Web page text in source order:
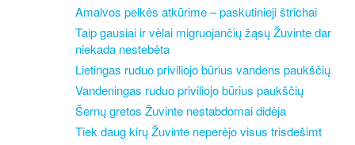
Amalvos pelkės atkūrime – paskutinieji štrichai
Taip gausiai ir vėlai migruojančių žąsų Žuvinte dar
niekada nestebėta
Lietingas ruduo priviliojo būrius vandens paukščių
Vandeningas ruduo priviliojo būrius paukščių
Šernų gretos Žuvinte nestabdomai didėja
Tiek daug kirų Žuvinte neperėjo visus trisdešimt